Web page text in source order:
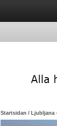
Startsidan / Ljubljana